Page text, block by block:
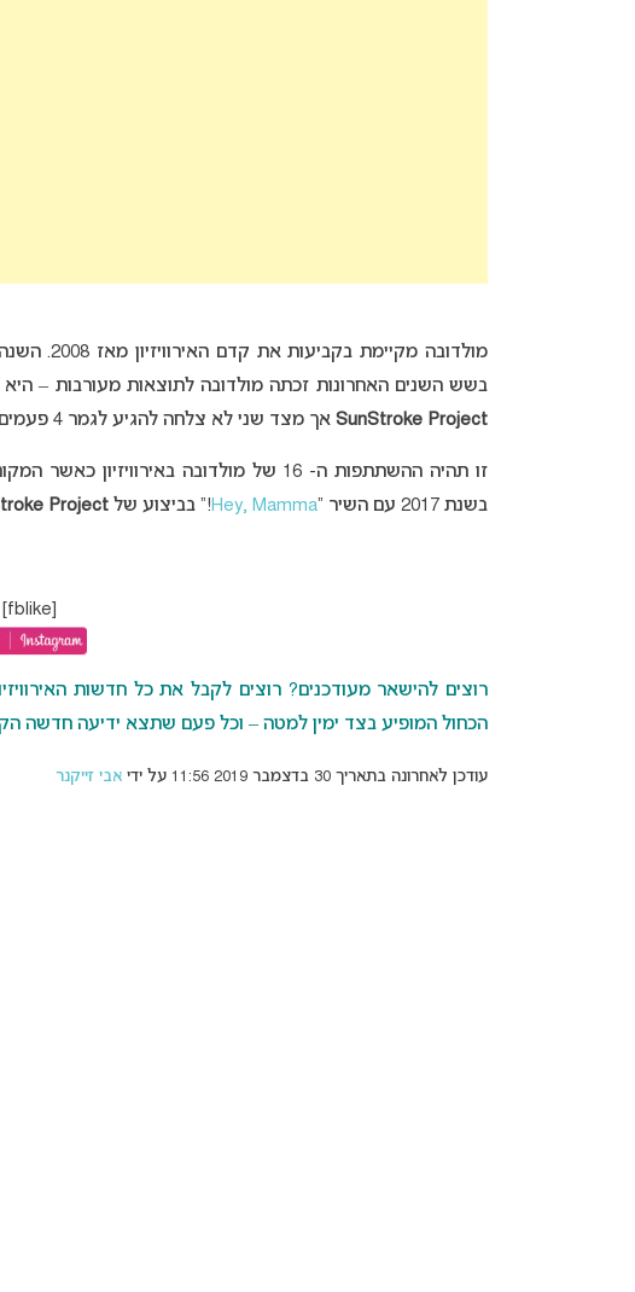
מולדובה
בשש השנים האחרונות זכתה מולדובה לתוצאות מעורבות – היא
SunStroke Project אך מצד שני לא צלחה להגיע לגמר 4 פעמים.
זו תהיה ההשתתפות ה- 16 של מולדובה
בשנת 2017 עם השיר “
Hey, Mamma!” בביצוע של Project
[fblike]
רוצים להישאר מעודכנים? רוצים לקבל את כל חדשות
הכחול המופיע בצד ימין למטה – וכל פעם שתצא ידיעה חדשה
עודכן לאחרונה בתאריך 30 בדצמבר 2019 11:56 על ידי אבי זייקנר